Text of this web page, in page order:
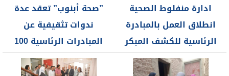
ادارة منفلوط الصحية
انطلاق العمل بالمبادرة
الرئاسية للكشف المبكر
عن الاورام السرطانية...
”صحة أبنوب” تعقد عدة
ندوات تثقيفية عن
المبادرات الرئاسية 100
يوم صحة...